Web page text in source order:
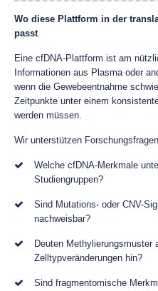
Wo diese Plattform in der
passt
Eine cfDNA-Plattform ist am
Informationen aus Plasma oder
wenn die Gewebeentnahme
Zeitpunkte unter einem
werden müssen.
Wir unterstützen
Welche cfDNA-Merkmale
Studiengruppen?
Sind Mutations- oder CNV-
nachweisbar?
Deuten Methylierungsmuster
Zelltypveränderungen hin?
Sind fragmentomische